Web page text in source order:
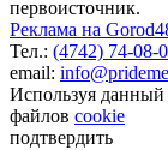
первоисточник.
Реклама на
Тел.: (4742) 74-08-
email:
Используя данный
файлов cookie
подтвердить